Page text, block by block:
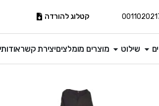
קטלוג להורדה
שילוט מוצרים מומלציםיצירת קשר